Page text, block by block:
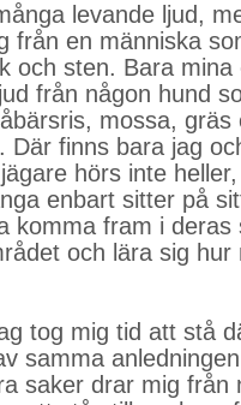
levande ljud,
från en människa
och sten. Bara
från någon hund
mossa, gräs
Där finns bara jag
hörs inte
enbart sitter på
komma fram i deras
och lära sig hur
tog mig tid att stå
samma
saker drar mig från